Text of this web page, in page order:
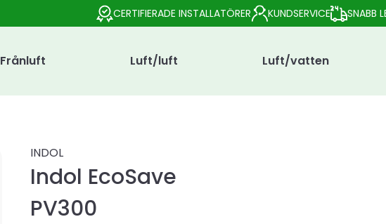
CERTIFIERADE INSTALLATÖRER KUNDSERVICE SNABB
Frånluft Luft/luft Luft/vatten
INDOL
Indol EcoSave
PV300